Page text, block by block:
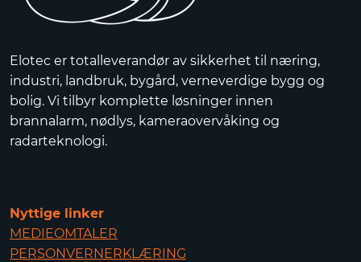
Elotec er totalleverandør av sikkerhet til næring,
industri, landbruk, bygård, verneverdige bygg og
bolig. Vi tilbyr komplette løsninger innen
brannalarm, nødlys, kameraovervåking og
radarteknologi.
Nyttige linker
MEDIEOMTALER
PERSONVERNERKLÆRING